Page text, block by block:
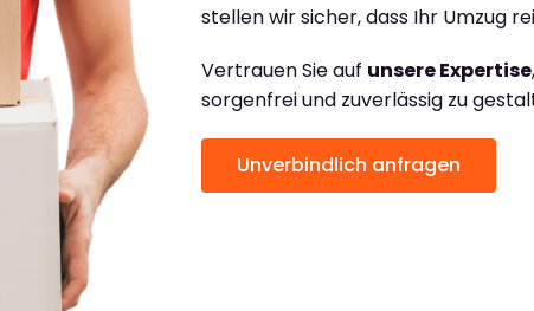
stellen wir sicher, dass Ihr Umzug
Vertrauen Sie auf unsere Expertise
sorgenfrei und zuverlässig zu
Unverbindlich anfragen